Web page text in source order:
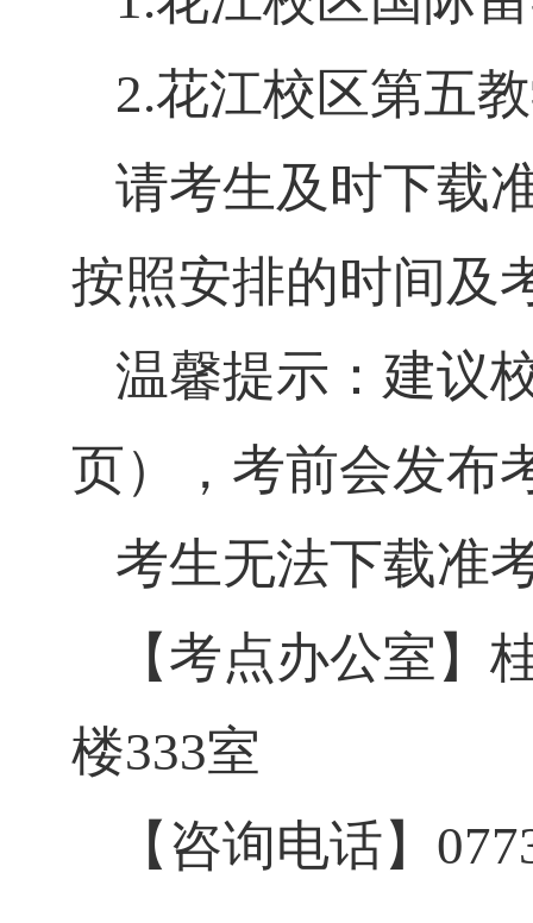
2.花江校区第五
请考生及时下载
按照安排的时间及
温馨提示：建议
页），考前会发布
考生无法下载准
【考点办公室】
楼333室
【咨询电话】